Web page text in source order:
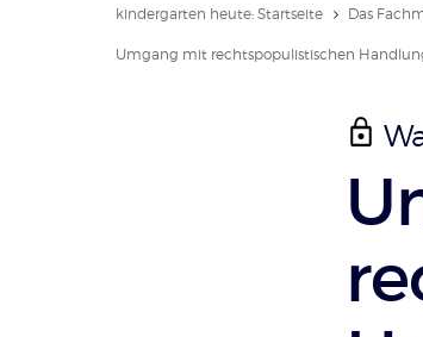
kindergarten heute: Startseite Das
Umgang mit rechtspopulistischen
: